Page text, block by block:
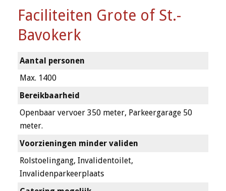
Faciliteiten Grote of St.-
Bavokerk
Aantal personen
Max. 1400
Bereikbaarheid
Openbaar vervoer 350 meter, Parkeergarage 50
meter.
Voorzieningen minder validen
Rolstoelingang, Invalidentoilet,
Invalidenparkeerplaats